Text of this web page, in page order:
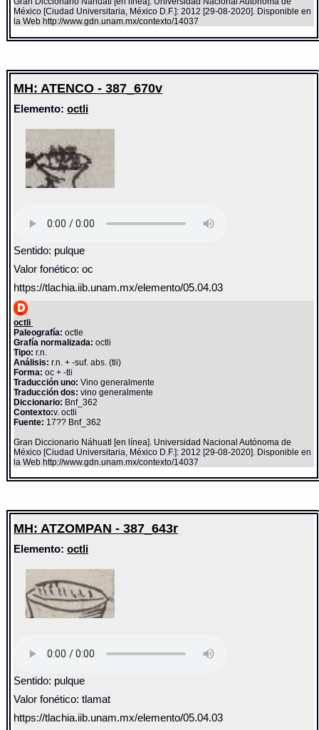
México [Ciudad Universitaria, México D.F.]: 2012 [29-08-2020]. Disponible en
la Web http://www.gdn.unam.mx/contexto/14037
MH: ATENCO - 387_670v
Elemento:octli
Sentido: pulque
Valor fonético: oc
https://tlachia.iib.unam.mx/elemento/05.04.03
octli
Paleografía: octle
Grafía normalizada: octli
Tipo: r.n.
Análisis: r.n. + -suf. abs. (tli)
Forma: oc + -tli
Traducción uno: Vino generalmente
Traducción dos: vino generalmente
Diccionario: Bnf_362
Contexto:v. octli
Fuente: 17?? Bnf_362
Gran Diccionario Náhuatl [en línea]. Universidad Nacional Autónoma de
México [Ciudad Universitaria, México D.F.]: 2012 [29-08-2020]. Disponible en
la Web http://www.gdn.unam.mx/contexto/14037
MH: ATZOMPAN - 387_643r
Elemento:octli
Sentido: pulque
Valor fonético: tlamat
https://tlachia.iib.unam.mx/elemento/05.04.03